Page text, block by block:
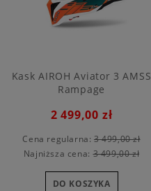
Kask AIROH Aviator 3 AMSS
Rampage
2 499,00 zł
Cena regularna: 3 499,00 zł
Najniższa cena:3 499,00 zł
DO KOSZYKA